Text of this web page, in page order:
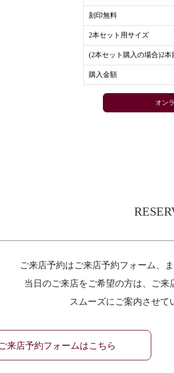
刻印無料
2本セット用サイズ
(2本セット購入の場合)2本
購入金額
ご来店予約はご来店予約フォーム、
当日のご来店をご希望の方は、 ご来
スムーズにご案内させて
来店予約フォームはこちら